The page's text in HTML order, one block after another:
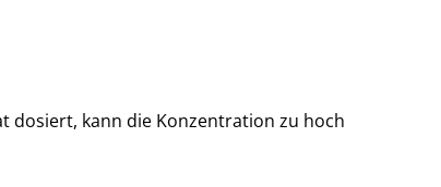
dosiert, kann die Konzentration zu hoch